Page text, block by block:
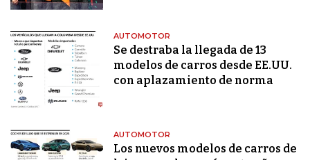
AUTOMOTOR
Se destraba la llegada de 13
modelos de carros desde EE.UU.
con aplazamiento de norma
AUTOMOTOR
Los nuevos modelos de carros de